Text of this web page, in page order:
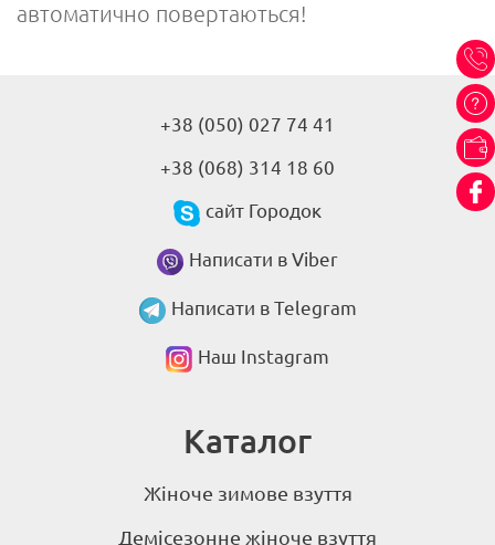
автоматично повертаються!
+38 (050) 027 74 41
+38 (068) 314 18 60
сайт Городок
Написати в Viber
Написати в Telegram
Наш Instagram
Каталог
Жіноче зимове взуття
Демісезонне жіноче взуття